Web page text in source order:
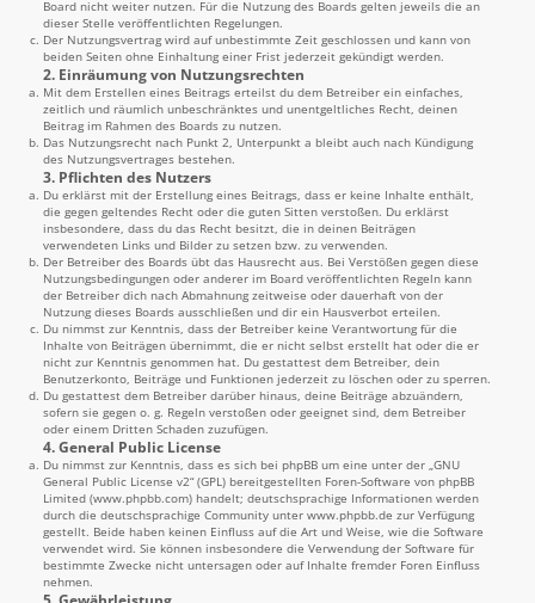
Board nicht weiter nutzen. Für die Nutzung des Boards gelten jeweils die an
dieser Stelle veröffentlichten Regelungen.
Der Nutzungsvertrag wird auf unbestimmte Zeit geschlossen und kann von
beiden Seiten ohne Einhaltung einer Frist jederzeit gekündigt werden.
2. Einräumung von Nutzungsrechten
Mit dem Erstellen eines Beitrags erteilst du dem Betreiber ein einfaches,
zeitlich und räumlich unbeschränktes und unentgeltliches Recht, deinen
Beitrag im Rahmen des Boards zu nutzen.
Das Nutzungsrecht nach Punkt 2, Unterpunkt a bleibt auch nach Kündigung
des Nutzungsvertrages bestehen.
3. Pflichten des Nutzers
Du erklärst mit der Erstellung eines Beitrags, dass er keine Inhalte enthält,
die gegen geltendes Recht oder die guten Sitten verstoßen. Du erklärst
insbesondere, dass du das Recht besitzt, die in deinen Beiträgen
verwendeten Links und Bilder zu setzen bzw. zu verwenden.
Der Betreiber des Boards übt das Hausrecht aus. Bei Verstößen gegen diese
Nutzungsbedingungen oder anderer im Board veröffentlichten Regeln kann
der Betreiber dich nach Abmahnung zeitweise oder dauerhaft von der
Nutzung dieses Boards ausschließen und dir ein Hausverbot erteilen.
Du nimmst zur Kenntnis, dass der Betreiber keine Verantwortung für die
Inhalte von Beiträgen übernimmt, die er nicht selbst erstellt hat oder die er
nicht zur Kenntnis genommen hat. Du gestattest dem Betreiber, dein
Benutzerkonto, Beiträge und Funktionen jederzeit zu löschen oder zu sperren.
Du gestattest dem Betreiber darüber hinaus, deine Beiträge abzuändern,
sofern sie gegen o. g. Regeln verstoßen oder geeignet sind, dem Betreiber
oder einem Dritten Schaden zuzufügen.
4. General Public License
Du nimmst zur Kenntnis, dass es sich bei phpBB um eine unter der „GNU
General Public License v2“ (GPL) bereitgestellten Foren-Software von phpBB
Limited (www.phpbb.com) handelt; deutschsprachige Informationen werden
durch die deutschsprachige Community unter www.phpbb.de zur Verfügung
gestellt. Beide haben keinen Einfluss auf die Art und Weise, wie die Software
verwendet wird. Sie können insbesondere die Verwendung der Software für
bestimmte Zwecke nicht untersagen oder auf Inhalte fremder Foren Einfluss
nehmen.